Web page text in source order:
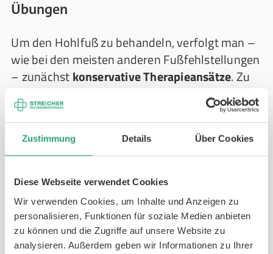
Zustimmung Details Über Cookies
Diese Webseite verwendet Cookies
Wir verwenden Cookies, um Inhalte und Anzeigen zu
personalisieren, Funktionen für soziale Medien anbieten
zu können und die Zugriffe auf unsere Website zu
analysieren. Außerdem geben wir Informationen zu Ihrer
Übungen
Um den Hohlfuß zu behandeln, verfolgt man –
wie bei den meisten anderen Fußfehlstellungen
– zunächstkonservative Therapieansätze. Zu
diesen gehören unter anderem:
Orthopädische Einlagen: Individuell
angepasste Hohlfuß-Einlagen für die Schuhe
stützen den Fuß im Alltag und unterwegs. Die
Weichpolstereinlagen
von Seeger und
andere Einlegesohlen sind bei einem Hohlfuß
zudem sinnvoll, um den Druck gleichmäßig
zu verteilen, wodurch die Einlagen auch
Druckstellen reduzieren, die der Hohlfuß